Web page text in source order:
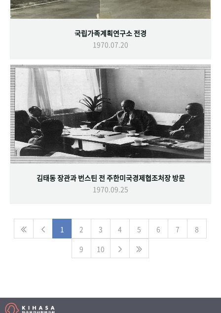
국립가족계획연구소 전경
1970.07.20
김태동 장관과 번스틴 전 주한미국경제협조처장 방문
1970.09.25
1 2 3 4 5 6 7
8
9
10